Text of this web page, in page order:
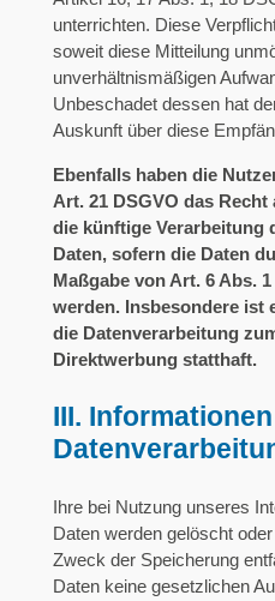
unterrichten. Diese
soweit diese Mitteilung
unverhältnismäßigen
Unbeschadet dessen hat
Auskunft über diese
Ebenfalls haben die
Art. 21 DSGVO das
die künftige Verarbeitung
Daten, sofern die Daten
Maßgabe von Art. 6 Abs.
werden. Insbesondere ist
die Datenverarbeitung
Direktwerbung statthaft.
III.
Ihre bei Nutzung unseres
Daten werden gelöscht
Zweck der Speicherung
Daten keine gesetzlichen